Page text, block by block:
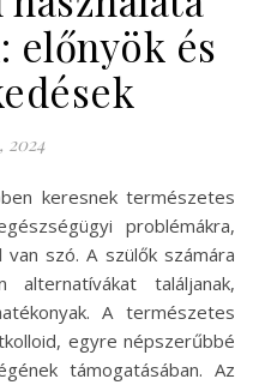
előnyök és
2024
problémákra,
szó. A szülők számára
alternatívákat találjanak,
A természetes
egyre népszerűbbé
támogatásában. Az